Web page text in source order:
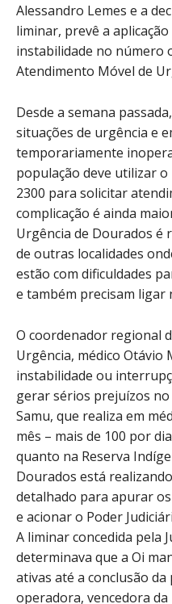
Alessandro Lemes e a
liminar, prevê a
instabilidade no número
Atendimento Móvel de
Desde a semana
situações de urgência e
temporariamente
população deve utilizar
2300 para solicitar
complicação é ainda
Urgência de Dourados é
de outras localidades
estão com dificuldades
e também precisam ligar
O coordenador regional
Urgência, médico Otávio
instabilidade ou
gerar sérios prejuízos
Samu, que realiza em
mês – mais de 100 por
quanto na Reserva
Dourados está
detalhado para apurar
e acionar o Poder
A liminar concedida pela
determinava que a Oi
ativas até a conclusão
operadora, vencedora